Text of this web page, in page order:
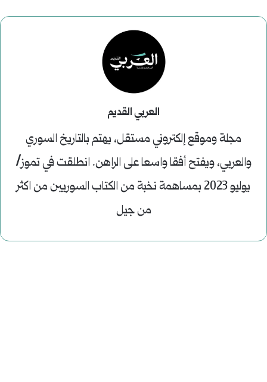
العربي القديم
مجلة وموقع إلكتروني مستقل، يهتم بالتاريخ السوري
والعربي، ويفتح أفقا واسعا على الراهن. انطلقت في تموز/
يوليو 2023 بمساهمة نخبة من الكتاب السوريين من اكثر
من جيل